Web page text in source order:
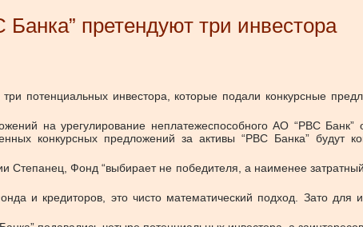
претендуют три инвестора
потенциальных инвестора, которые подали конкурсные
на урегулирование неплатежеспособного АО “РВС
конкурсных предложений за активы “РВС Банка” будут
Фонд “выбирает не победителя, а наименее
и кредиторов, это чисто математический подход. Зато для